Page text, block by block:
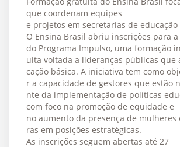
que coordenam equipes
e projetos em secretarias de educação
O Ensina Brasil abriu inscrições para
do Programa Impulso, uma formação
uita voltada a lideranças públicas que
cação básica. A iniciativa tem como
r a capacidade de gestores que estão
nte da implementação de políticas
com foco na promoção de equidade e
no aumento da presença de mulheres
ras em posições estratégicas.
As inscrições seguem abertas até 27